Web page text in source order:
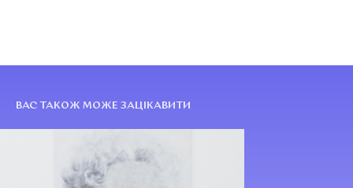
ВАС ТАКОЖ МОЖЕ ЗАЦІКАВИТИ